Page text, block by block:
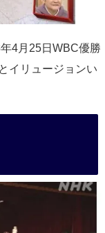
4月25日WBC優勝
イリュージョンい